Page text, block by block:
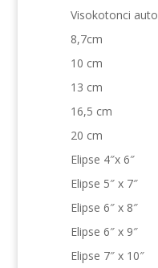
Visokotonci auto
8,7cm
10 cm
13 cm
16,5 cm
20 cm
Elipse 4″x 6″
Elipse 5″ x 7″
Elipse 6″ x 8″
Elipse 6″ x 9″
Elipse 7″ x 10″